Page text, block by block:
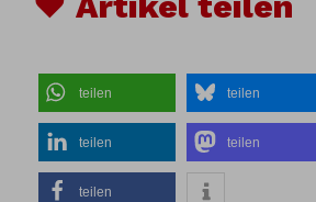
teilen teilen
teilen teilen
teilen